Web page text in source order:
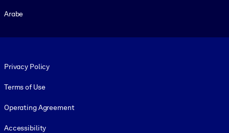
Arabe
Privacy Policy
Terms of Use
Operating Agreement
Accessibility